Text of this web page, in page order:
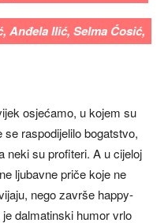
Anđela Ilić, Selma Ćosić,
osjećamo, u kojem su
raspodijelilo bogatstvo,
neki su profiteri. A u cijeloj
ljubavne priče koje ne
nego završe happy-
dalmatinski humor vrlo